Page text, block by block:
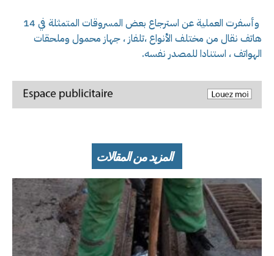
وأسفرت العملية عن استرجاع بعض المسروقات المتمثلة في 14
هاتف نقال من مختلف الأنواع ،تلفاز ، جهاز محمول وملحقات
الهواتف ، استنادا للمصدر نفسه.
المزيد من المقالات